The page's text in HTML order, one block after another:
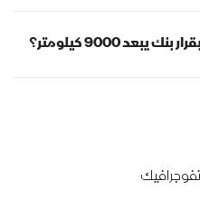
9000 كيلومتر؟